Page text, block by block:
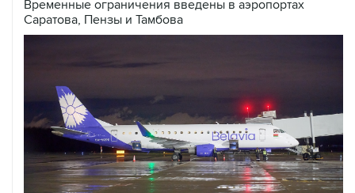
Временные ограничения введены в аэропортах
Саратова, Пензы и Тамбова